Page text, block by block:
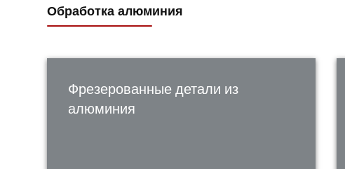
Обработка алюминия
Фрезерованные детали из
алюминия